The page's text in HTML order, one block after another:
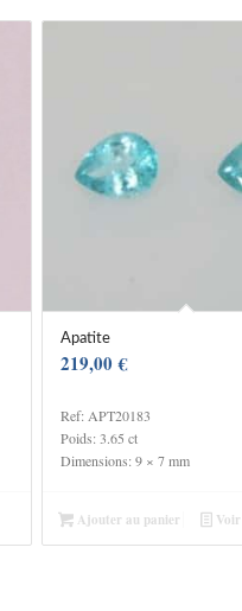
Apatite
219,00€
Ref: APT20183
Poids: 3.65 ct
Dimensions: 9 × 7 mm
Ajouter au panier